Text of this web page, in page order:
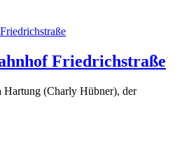
Friedrichstraße
Hartung (Charly Hübner), der